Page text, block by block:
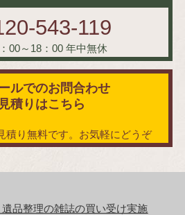
543-119
00～18：00 年中無休
ルでのお問合わせ
積りはこちら
積り無料です。お気軽にどうぞ
品整理の雑誌の買い受け実施